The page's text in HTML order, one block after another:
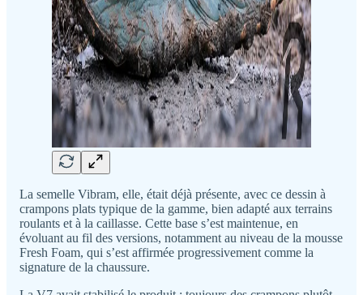
La semelle Vibram, elle, était déjà présente, avec ce dessin à
crampons plats typique de la gamme, bien adapté aux terrains
roulants et à la caillasse. Cette base s’est maintenue, en
évoluant au fil des versions, notamment au niveau de la mousse
Fresh Foam, qui s’est affirmée progressivement comme la
signature de la chaussure.